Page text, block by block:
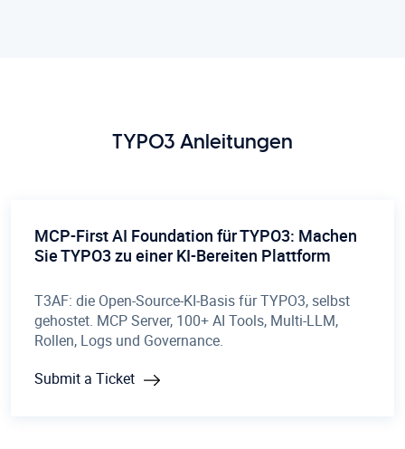
TYPO3 Anleitungen
MCP-First AI Foundation für TYPO3: Machen
Sie TYPO3 zu einer KI-Bereiten Plattform
T3AF: die Open-Source-KI-Basis für TYPO3, selbst
gehostet. MCP Server, 100+ AI Tools, Multi-LLM,
Rollen, Logs und Governance.
Submit a Ticket